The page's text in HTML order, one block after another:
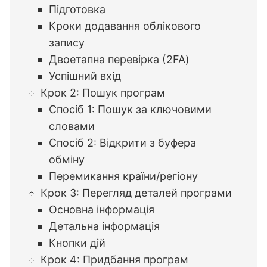
Підготовка
Кроки додавання облікового
запису
Двоетапна перевірка (2FA)
Успішний вхід
Крок 2: Пошук програм
Спосіб 1: Пошук за ключовими
словами
Спосіб 2: Відкрити з буфера
обміну
Перемикання країни/регіону
Крок 3: Перегляд деталей програми
Основна інформація
Детальна інформація
Кнопки дій
Крок 4: Придбання програм